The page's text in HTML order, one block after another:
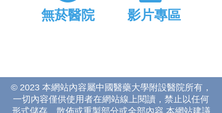
無菸醫院 影片專區
© 2023 本網站內容屬中國醫藥大學附設醫院所有，
一切內容僅供使用者在網站線上閱讀，禁止以任何